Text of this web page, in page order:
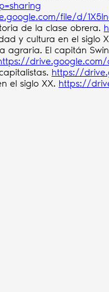
file/d/
de la clase obrera.
y cultura en el siglo
agraria. El capitán
drive.google.com/
https://
el siglo XX. https://